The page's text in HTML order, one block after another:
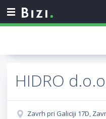
HIDRO
Zavrh pri Galiciji 17D,